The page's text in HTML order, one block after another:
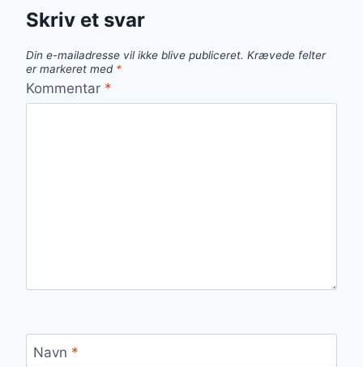
Skriv et svar
Din e-mailadresse vil ikke blive publiceret. Krævede felter
er markeret med *
Kommentar *
Navn *